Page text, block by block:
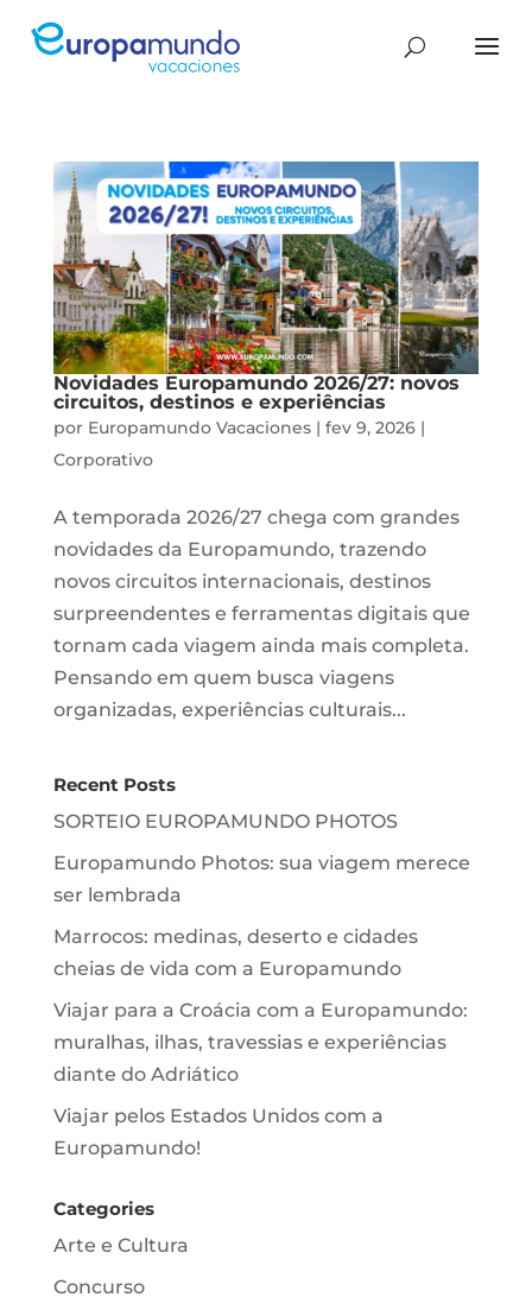
Novidades Europamundo 2026/27: novos
circuitos, destinos e experiências
por Europamundo Vacaciones| fev 9, 2026|
Corporativo
A temporada 2026/27 chega com grandes
novidades da Europamundo, trazendo
novos circuitos internacionais, destinos
surpreendentes e ferramentas digitais que
tornam cada viagem ainda mais completa.
Pensando em quem busca viagens
organizadas, experiências culturais...
Recent Posts
SORTEIO EUROPAMUNDO PHOTOS
Europamundo Photos: sua viagem merece
ser lembrada
Marrocos: medinas, deserto e cidades
cheias de vida com a Europamundo
Viajar para a Croácia com a Europamundo:
muralhas, ilhas, travessias e experiências
diante do Adriático
Viajar pelos Estados Unidos com a
Europamundo!
Categories
Arte e Cultura
Concurso